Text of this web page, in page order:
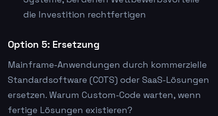
die Investition rechtfertigen
Option 5: Ersetzung
Mainframe-Anwendungen durch kommerzielle
Standardsoftware (COTS) oder SaaS-Lösungen
ersetzen. Warum Custom-Code warten, wenn
fertige Lösungen existieren?